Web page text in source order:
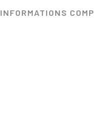
INFORMATIONS